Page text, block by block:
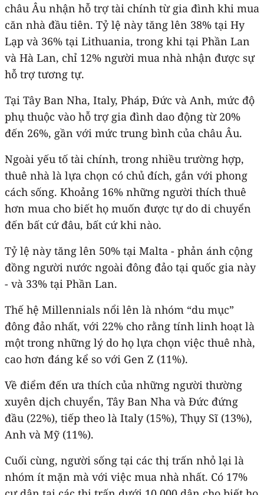
châu Âu nhận hỗ trợ tài chính từ gia đình khi mua
căn nhà đầu tiên. Tỷ lệ này tăng lên 38% tại Hy
Lạp và 36% tại Lithuania, trong khi tại Phần Lan
và Hà Lan, chỉ 12% người mua nhà nhận được sự
hỗ trợ tương tự.
Tại Tây Ban Nha, Italy, Pháp, Đức và Anh, mức độ
phụ thuộc vào hỗ trợ gia đình dao động từ 20%
đến 26%, gần với mức trung bình của châu Âu.
Ngoài yếu tố tài chính, trong nhiều trường hợp,
thuê nhà là lựa chọn có chủ đích, gắn với phong
cách sống. Khoảng 16% những người thích thuê
hơn mua cho biết họ muốn được tự do di chuyển
đến bất cứ đâu, bất cứ khi nào.
Tỷ lệ này tăng lên 50% tại Malta - phản ánh cộng
đồng người nước ngoài đông đảo tại quốc gia này
- và 33% tại Phần Lan.
Thế hệ Millennials nổi lên là nhóm “du mục”
đông đảo nhất, với 22% cho rằng tính linh hoạt là
một trong những lý do họ lựa chọn việc thuê nhà,
cao hơn đáng kể so với Gen Z (11%).
Về điểm đến ưa thích của những người thường
xuyên dịch chuyển, Tây Ban Nha và Đức đứng
đầu (22%), tiếp theo là Italy (15%), Thụy Sĩ (13%),
Anh và Mỹ (11%).
Cuối cùng, người sống tại các thị trấn nhỏ lại là
nhóm ít mặn mà với việc mua nhà nhất. Có 17%